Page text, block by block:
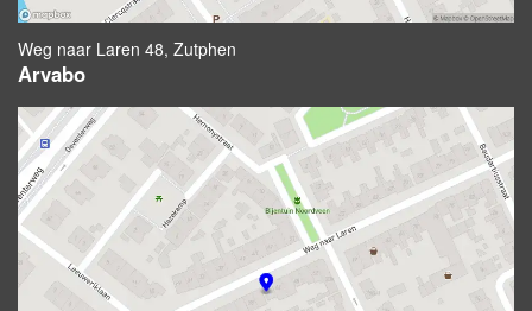
Weg naar Laren 48, Zutphen
Arvabo